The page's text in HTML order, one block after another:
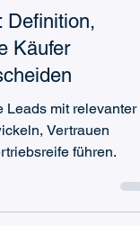
Käufer
Vertrauen
führen.